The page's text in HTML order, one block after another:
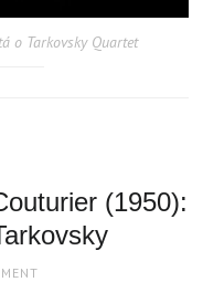
o Tarkovsky Quartet
(1950):